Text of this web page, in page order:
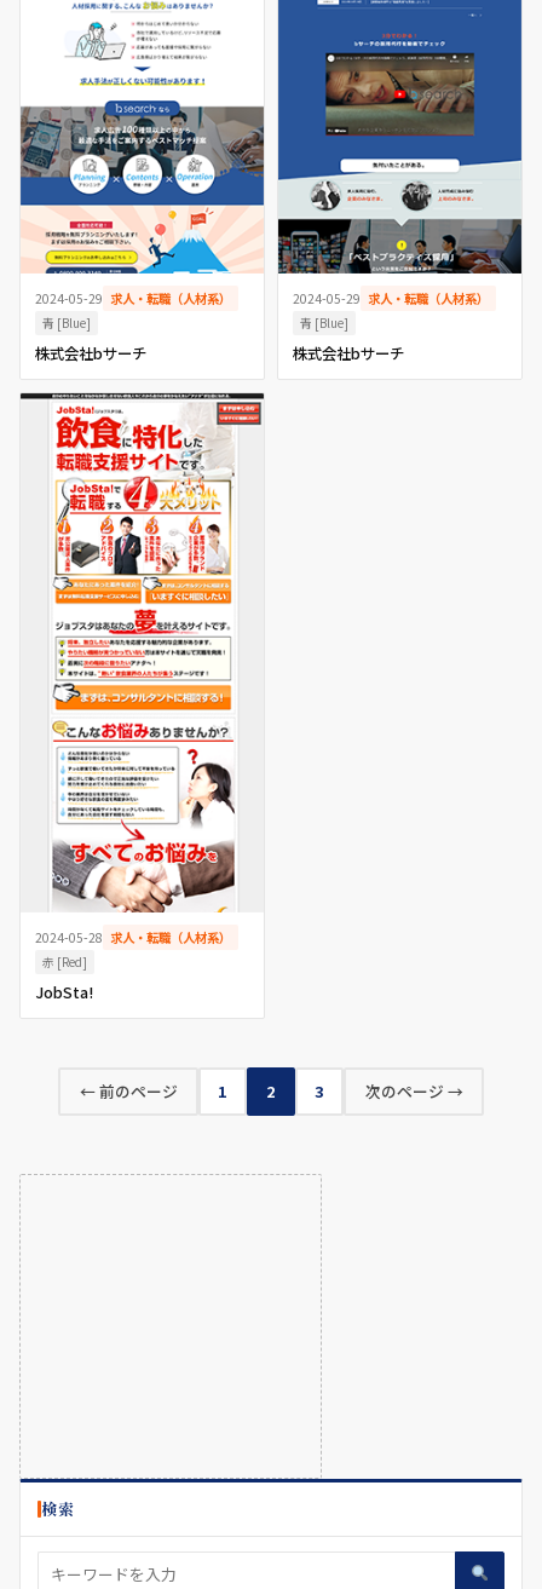
2024-05-29 求人・転職（人材系）
青 [Blue]
株式会社bサーチ
2024-05-29 求人・転職（人材系）
青 [Blue]
株式会社bサーチ
2024-05-28 求人・転職（人材系）
赤 [Red]
JobSta!
← 前のページ 1 2 3 次のページ →
検索